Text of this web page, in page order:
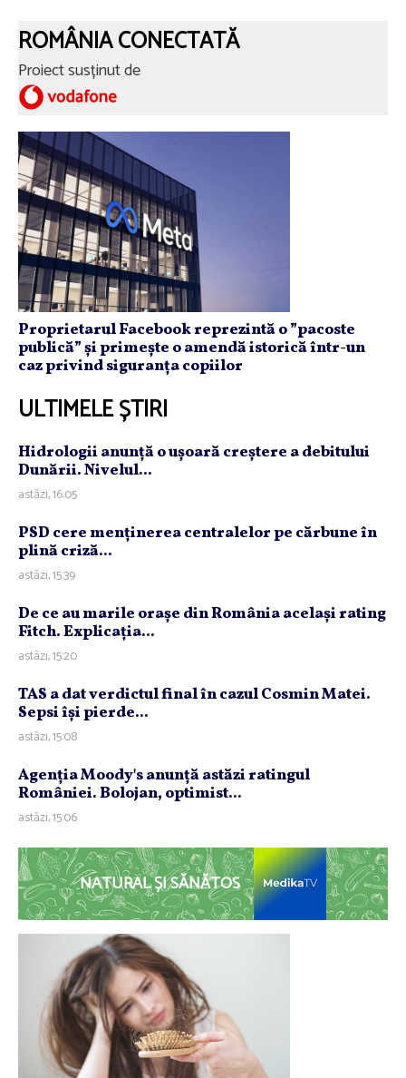
ROMÂNIA CONECTATĂ
Proiect susținut de
Proprietarul Facebook reprezintă o ”pacoste
publică” și primește o amendă istorică într-un
caz privind siguranța copiilor
ULTIMELE ȘTIRI
Hidrologii anunţă o uşoară creştere a debitului
Dunării. Nivelul...
astăzi, 16:05
PSD cere menţinerea centralelor pe cărbune în
plină criză...
astăzi, 15:39
De ce au marile oraşe din România acelaşi rating
Fitch. Explicaţia...
astăzi, 15:20
TAS a dat verdictul final în cazul Cosmin Matei.
Sepsi îşi pierde...
astăzi, 15:08
Agenţia Moody's anunţă astăzi ratingul
României. Bolojan, optimist...
astăzi, 15:06
NATURAL ȘI SĂNĂTOS